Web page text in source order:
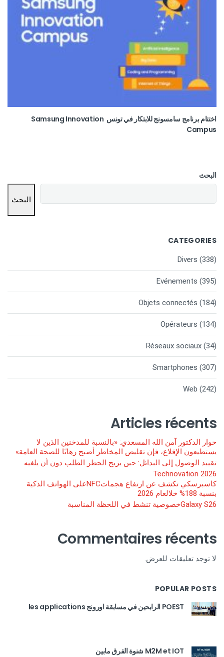
اختتام برنامج سامسونج للابتكار في تونس Samsung Innovation
Campus
البحث
البحث
CATEGORIES
Divers (338)
Evénements (395)
Objets connectés (184)
Opérateurs (134)
Réseaux sociaux (34)
Smartphones (307)
Web (242)
Articles récents
حوار الدكتور آمن الله المسعدي: «بالنسبة للمدخنين الذين لا
يستطيعون الإقلاع، فإن تقليص المخاطر أصبح رهانًا للصحة العامة»
تقييد الوصول إلى البدائل: حين يزيح الحظر الطلب دون أن يلغيه
Technovation 2026
كاسبرسكي تكشف عن ارتفاع هجماتNFCعلى الهواتف الذكية
بنسبة 188% خلالعام 2026
Galaxy S26خصوصية تنشط في اللحظة المناسبة
Commentaires récents
لا توجد تعليقات للعرض.
POPULAR POSTS
POEST الرابحين في مسابقة اورونج les applications
M2M et IOT شنوة الفرق مابين